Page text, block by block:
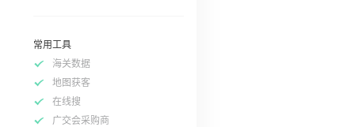
常用工具
海关数据
地图获客
在线搜
广交会采购商